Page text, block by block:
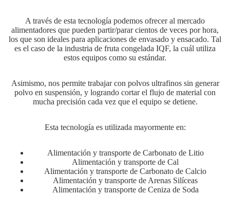
A través de esta tecnología podemos ofrecer al mercado
alimentadores que pueden partir/parar cientos de veces por hora,
los que son ideales para aplicaciones de envasado y ensacado. Tal
es el caso de la industria de fruta congelada IQF, la cuál utiliza
estos equipos como su estándar.
Asimismo, nos permite trabajar con polvos ultrafinos sin generar
polvo en suspensión, y logrando cortar el flujo de material con
mucha precisión cada vez que el equipo se detiene.
Esta tecnología es utilizada mayormente en:
Alimentación y transporte de Carbonato de Litio
Alimentación y transporte de Cal
Alimentación y transporte de Carbonato de Calcio
Alimentación y transporte de Arenas Silíceas
Alimentación y transporte de Ceniza de Soda